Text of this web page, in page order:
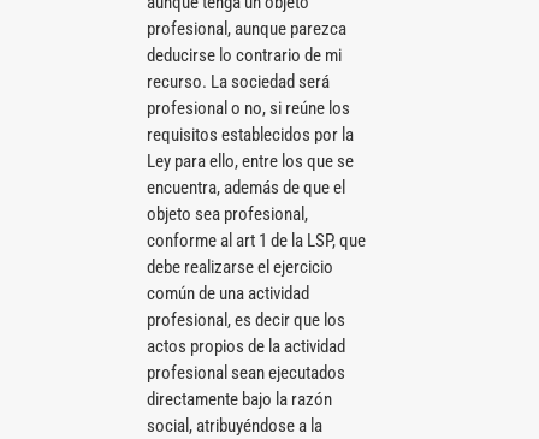
profesional, aunque parezca
deducirse lo contrario de mi
recurso. La sociedad será
profesional o no, si reúne los
requisitos establecidos por la
Ley para ello, entre los que se
encuentra, además de que el
objeto sea profesional,
conforme al art 1 de la LSP, que
debe realizarse el ejercicio
común de una actividad
profesional, es decir que los
actos propios de la actividad
profesional sean ejecutados
directamente bajo la razón
social, atribuyéndose a la